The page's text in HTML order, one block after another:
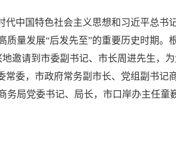
中国特色社会主义思想和习近平总书
量发展“后发先至”的重要历史时期。
邀请到市委副书记、市长周进先生，
委，市政府常务副市长、党组副书记
局党委书记、局长，市口岸办主任童